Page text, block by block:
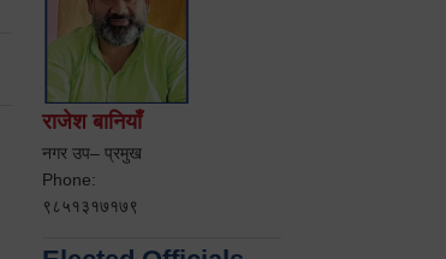
राजेश बानियाँ
नगर उप– प्रमुख
Phone:
९८५१३१७१७९